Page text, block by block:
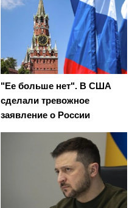
"Ее больше нет". В США
сделали тревожное
заявление о России